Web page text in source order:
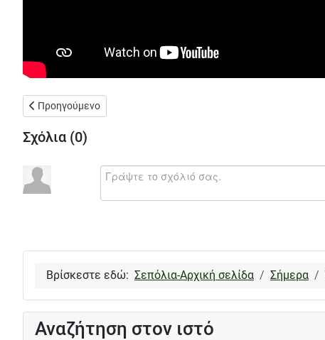
Αναζήτηση στον ιστό
Προηγούμενο άρθρο: Θα πεταχτεί έξω από το σπίτι της στα
Προηγούμενο
Σχόλια (0)
Βρίσκεστε εδώ: Σεπόλια-Αρχική σελίδα Σήμερα